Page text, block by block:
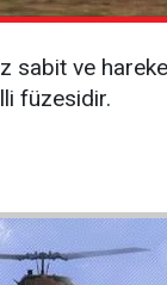
sabit ve
füzesidir.